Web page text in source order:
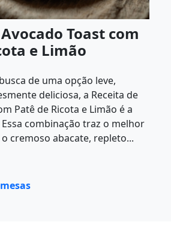
Toast com
e Limão
de uma opção leve,
deliciosa, a Receita de
Patê de Ricota e Limão é a
combinação traz o melhor
cremoso abacate, repleto...